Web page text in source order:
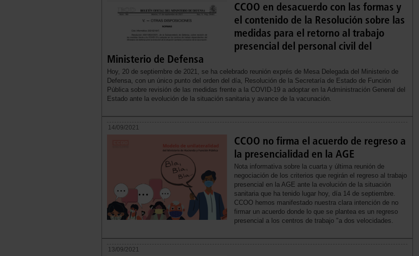
CCOO en desacuerdo con las formas y
el contenido de la Resolución sobre las
medidas para el retorno al trabajo
presencial del personal civil del
Ministerio de Defensa
Hoy, 20 de septiembre de 2021, se ha celebrado reunión exprés de Mesa Delegada del Ministerio de
Defensa, con un único punto del orden del día, Resolución de la Secretaría de Estado de Función
Pública sobre revisión de las medidas frente a la COVID-19 a adoptar en la Administración General del
Estado ante la evolución de la situación sanitaria y avance de la vacunación.
14/09/2021
CCOO no firma el acuerdo de regreso a
la presencialidad en la AGE
Nota informativa sobre la cuarta y última reunión de
negociación de los criterios que regirán el regreso al trabajo
presencial en la AGE ante la evolución de la situación
sanitaria que ha tenido lugar hoy, día 14 de septiembre.
CCOO hemos manifestado nuestra clara intención de no
firmar un acuerdo donde lo que se plantea es un regreso
presencial a los centros de trabajo "a dos velocidades.
13/09/2021